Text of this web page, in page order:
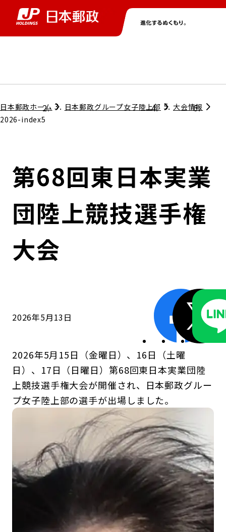
グループ情報トップ
コンプライアンス
ガバナンス
株主・投資家情報トップ
個人投資家のみなさまへ
株式情報
ニューストップ
サステナビリティトップ
担当役員メッセージ
サステナビリティマネジメント
ESGデータ集
採用情報トップ
日本郵政ホーム 日本郵政グループ女子陸上部
大会情報
2026-index5
第68回東日本実業
団陸上競技選手権
大会
2026年5月13日
2026年5月15日（金曜日）、16日（土曜
日）、17日（日曜日）第68回東日本実業団陸
上競技選手権大会が開催され、日本郵政グルー
プ女子陸上部の選手が出場しました。